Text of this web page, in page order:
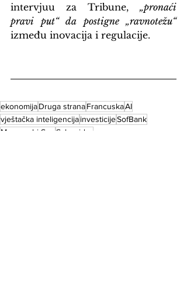
intervjuu za Tribune, „pronaći
pravi put“ da postigne „ravnotežu“
između inovacija i regulacije.
ekonomijaDruga stranaFrancuskaAI
vještačka inteligencijainvesticijeSofBank
Masayoshi Son
Schneider